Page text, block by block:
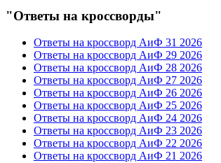
"Ответы на кроссворды"
Ответы на кроссворд АиФ 31 2026
Ответы на кроссворд АиФ 29 2026
Ответы на кроссворд АиФ 28 2026
Ответы на кроссворд АиФ 27 2026
Ответы на кроссворд АиФ 26 2026
Ответы на кроссворд АиФ 25 2026
Ответы на кроссворд АиФ 24 2026
Ответы на кроссворд АиФ 23 2026
Ответы на кроссворд АиФ 22 2026
Ответы на кроссворд АиФ 21 2026